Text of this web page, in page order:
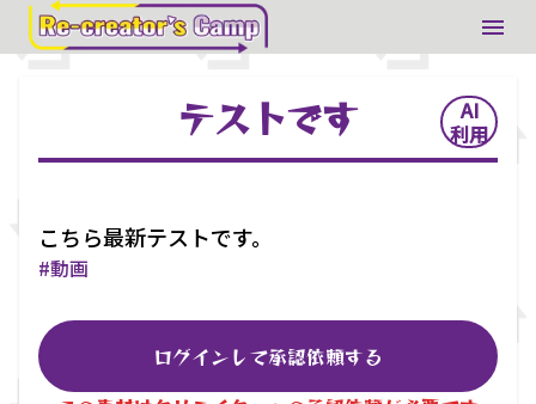
テストです
AI
利用
こちら最新テストです。
#動画
ログインして承認依頼する